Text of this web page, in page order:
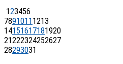
123456
7891011 1213
14151617181920
21222324252627
28293031